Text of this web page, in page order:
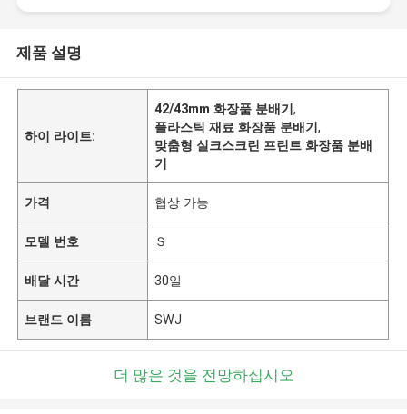
제품 설명
하이 라이트:
42/43mm 화장품 분배기,
플라스틱 재료 화장품 분배기,
맞춤형 실크스크린 프린트 화장품 분배
기
가격 협상 가능
모델 번호 Ｓ
배달 시간 30일
브랜드 이름 SWJ
더 많은 것을 전망하십시오